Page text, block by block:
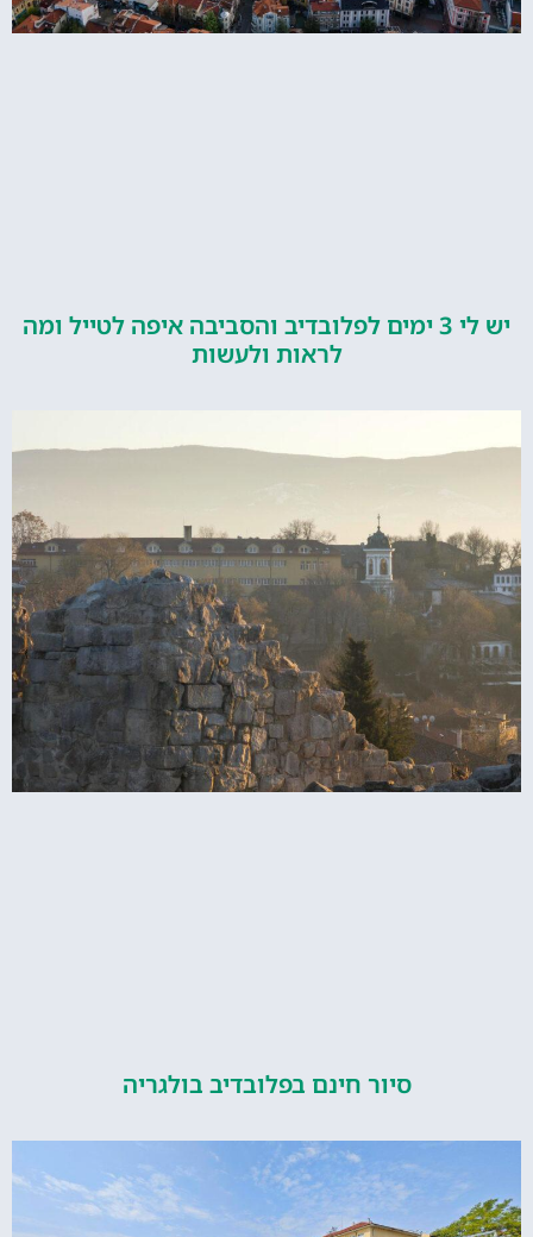
יש לי 3 ימים לפלובדיב והסביבה איפה לטייל ומה
לראות ולעשות
סיור חינם בפלובדיב בולגריה